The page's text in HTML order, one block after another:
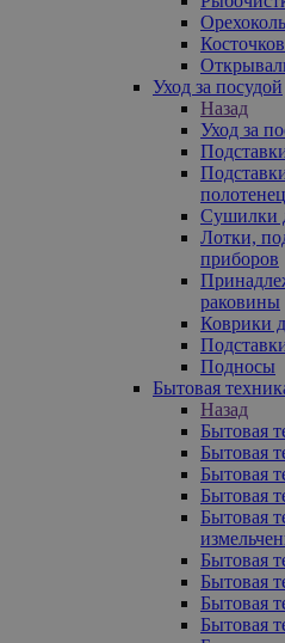
Уход за посудой
Назад
Уход за
полотенец
Сушилки
Лотки,
приборов
раковины
Коврики
Подносы
Бытовая
Назад
Бытовая
Бытовая
Бытовая
Бытовая
Бытовая
Бытовая
Бытовая
Бытовая
Бытовая